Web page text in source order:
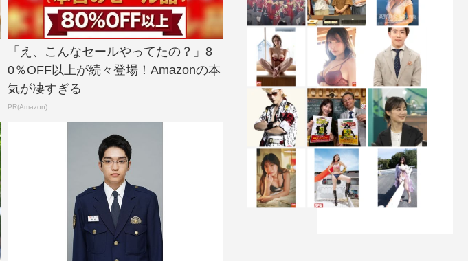
「え、こんなセールやってたの？」8
0％OFF以上が続々登場！Amazonの本
気が凄すぎる
PR(Amazon)